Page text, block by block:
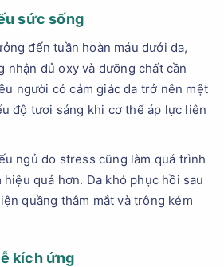
sức sống
đến tuần hoàn máu dưới da,
nhận đủ oxy và dưỡng chất cần
người có cảm giác da trở nên mệt
độ tươi sáng khi cơ thể áp lực liên
ngủ do stress cũng làm quá trình
quả hơn. Da khó phục hồi sau
quầng thâm mắt và trông kém
kích ứng